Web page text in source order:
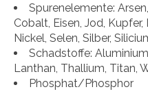
Spurenelemente:
Cobalt, Eisen, Jod,
Nickel, Selen, Silber,
Schadstoffe:
Lanthan, Thallium, Titan,
Phosphat/Phosphor